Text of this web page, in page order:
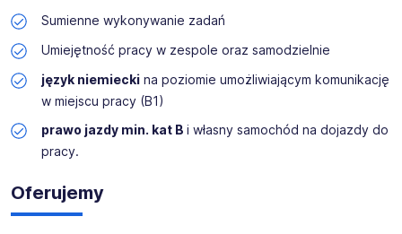
Posiadamy także wpis do rejestru podmiotów
Zapraszamy - sprawdź nas!
Klient jest rodzinnym, średniej wielkości
przedsiębiorstwem z branży obróbki metali w Niemczech,
obsługującym klientów na całym świecie. Z producenta
wiodącego dostawcę systemowego w zakresie
hydraulicznej techniki połączeń rurowych.
Sumienne wykonywanie zadań
Umiejętność pracy w zespole oraz samodzielnie
język niemieckina poziomie umożliwiającym komunikację
w miejscu pracy (B1)
prawo jazdy min. kat B i własny samochód na dojazdy do
pracy.
Oferujemy